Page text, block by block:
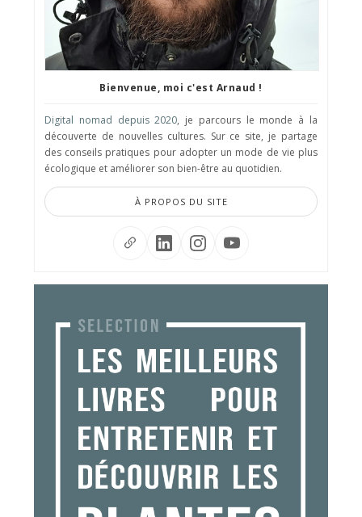
Bienvenue, moi c'est Arnaud !
Digital nomad depuis 2020, je parcours le monde à la
découverte de nouvelles cultures. Sur ce site, je partage
des conseils pratiques pour adopter un mode de vie plus
écologique et améliorer son bien-être au quotidien.
À PROPOS DU SITE